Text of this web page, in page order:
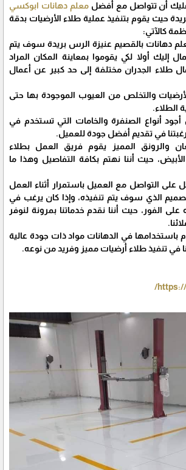
عليك أن تتواصل مع أفضلمعلم دهانات ابوكسي
حيث يقوم بتنفيذ عملية طلاء الأرضيات بدقة
كالآتي:
دهانات بالقصيم عنيزة الرس بريدة سوف يتم
إليك أولا لكي يقوموا بمعاينة المكان المراد
طلاء الجدران مختلفة إلى حد كبير عن أعمال
والتخلص من العيوب الموجودة بها حتى
الطلاء.
أنواع الصنفرة والخامات التي تستخدم في
في تقديم أفضل جودة للعميل.
والرونق المميز يقوم فريق العمل بطلاء
الأبيض، حيث أننا نهتم بكافة التفاصيل وهذا ما
التواصل مع العميل باستمرار أثناء العمل
الذي سوف يتم تنفيذه، وإذا كان يرغب في
الفور، حيث أننا نقدم خدماتنا بمرونة لنوفر
باستخدامها في الدهانات مواد ذات جودة عالية
في تنفيذ طلاء أرضيات مميز وفريد من نوعه.